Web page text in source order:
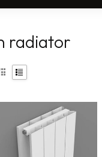
radiator